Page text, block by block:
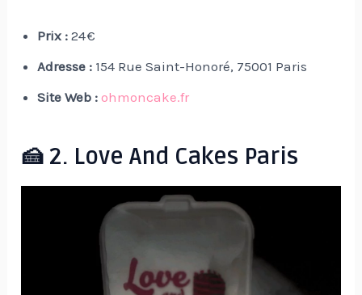
Prix : 24 €
Adresse : 154 Rue Saint-Honoré, 75001 Paris
Site Web : ohmoncake.fr
🍰 2. Love And Cakes Paris